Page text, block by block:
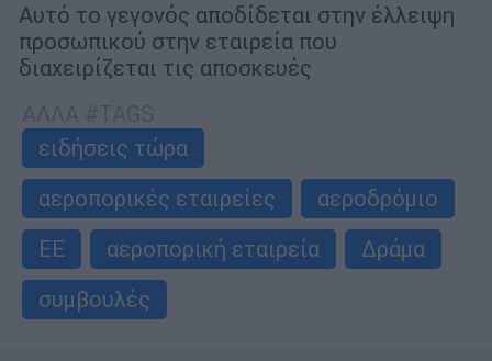
Αυτό το γεγονός αποδίδεται στην έλλειψη
προσωπικού στην εταιρεία που
διαχειρίζεται τις αποσκευές
ειδήσεις τώρα
αεροπορικές εταιρείες
αεροδρόμιο
ΕΕ
αεροπορική εταιρεία
Δράμα
συμβουλές